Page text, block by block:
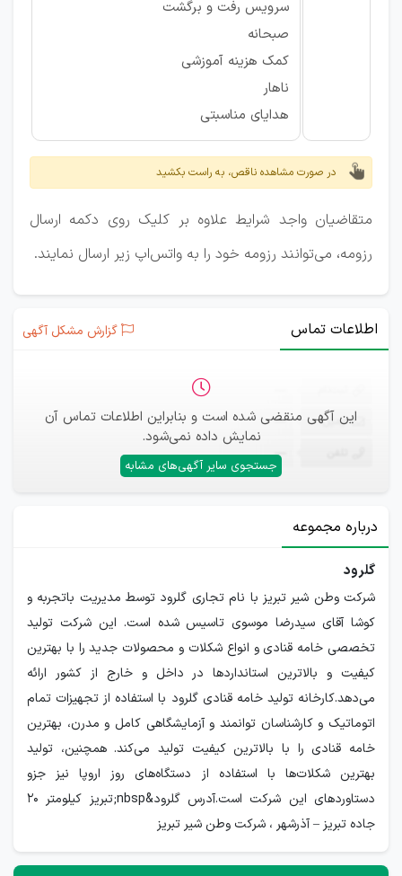
سرویس رفت و برگشت
صبحانه
کمک هزینه آموزشی
ناهار
هدایای مناسبتی
در صورت مشاهده ناقص، به راست بکشید
متقاضیان واجد شرایط علاوه بر کلیک روی دکمه ارسال
رزومه، می‌توانند رزومه خود را به واتس‌اپ زیر ارسال نمایند.
اطلاعات تماس گزارش مشکل آگهی
این آگهی منقضی شده است و بنابراین اطلاعات تماس آن
نمایش داده نمی‌شود.
جستجوی سایر آگهی‌های مشابه
ایمیل —
—
درباره مجموعه
گلرود
شرکت وطن شیر تبریز با نام تجاری گلرود توسط مدیریت باتجربه و
کوشا آقای سیدرضا موسوی تاسیس شده است. این شرکت تولید
تخصصی خامه قنادی و انواع شکلات و محصولات جدید را با بهترین
کیفیت و بالاترین استانداردها در داخل و خارج از کشور ارائه
می‌دهد.کارخانه تولید خامه قنادی گلرود با استفاده از تجهیزات تمام
اتوماتیک و کارشناسان توانمند و آزمایشگاهی کامل و مدرن، بهترین
خامه قنادی را با بالاترین کیفیت تولید می‌کند. همچنین، تولید
بهترین شکلات‌ها با استفاده از دستگاه‌های روز اروپا نیز جزو
دستاوردهای این شرکت است.آدرس گلرود&nbsp;تبریز کیلومتر ۲۰
جاده تبریز – آذرشهر ، شرکت وطن شیر تبریز